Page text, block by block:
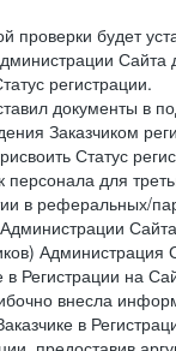
проверки будет
регистрации.
документы в
Заказчиком
Статус
персонала для
в реферальных/
на
внесла
в